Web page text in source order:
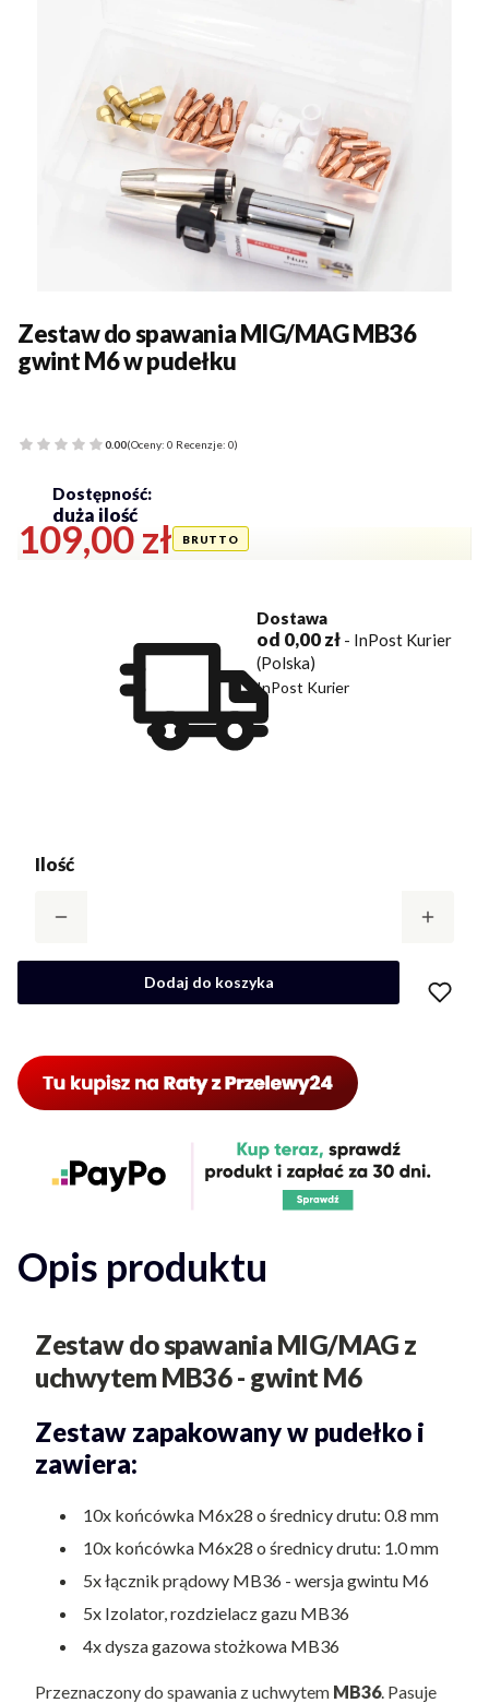
Zestaw do spawania MIG/MAG MB36
gwint M6 w pudełku
0.00(Oceny: 0 Recenzje: 0)
Cena
109,00 zł
Dostawa
od 0,00 zł - InPost Kurier
(Polska)
InPost Kurier
Ilość
Dostępność:
duża ilość
Dodaj do koszyka
Opis produktu
Zestaw do spawania MIG/MAG z
uchwytem MB36 - gwint M6
Zestaw zapakowany w pudełko i
zawiera:
10x końcówka M6x28 o średnicy drutu: 0.8 mm
10x końcówka M6x28 o średnicy drutu: 1.0 mm
5x łącznik prądowy MB36 - wersja gwintu M6
5x Izolator, rozdzielacz gazu MB36
4x dysza gazowa stożkowa MB36
Przeznaczony do spawania z uchwytem MB36. Pasuje